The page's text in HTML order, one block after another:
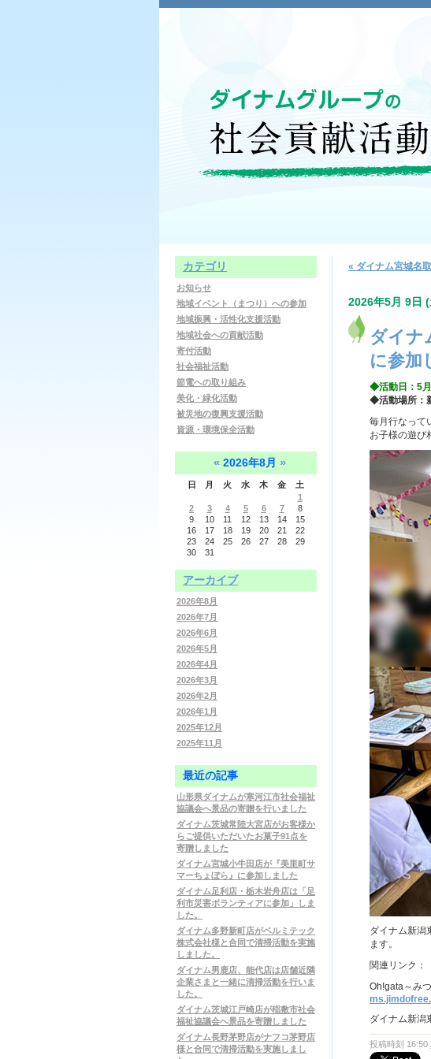
カテゴリ
お知らせ
地域イベント（まつり）への参加
地域振興・活性化支援活動
地域社会への貢献活動
寄付活動
社会福祉活動
節電への取り組み
美化・緑化活動
被災地の復興支援活動
資源・環境保全活動
« 2026年8月 »
日 月 火 水 木 金
土
1
2
3 4 5 6 7
8
9
10 11 12 13 14
15
16
17 18 19 20 21
22
23
24 25 26 27 28
29
30
31
アーカイブ
2026年8月
2026年7月
2026年6月
2026年5月
2026年4月
2026年3月
2026年2月
2026年1月
2025年12月
2025年11月
最近の記事
山形県ダイナムが寒河江市社会福祉
協議会へ景品の寄贈を行いました
ダイナム茨城常陸大宮店がお客様か
らご提供いただいたお菓子91点を
寄贈しました
ダイナム宮城小牛田店が『美里町サ
マーちょぼら』に参加しました
ダイナム足利店・栃木岩舟店は「足
利市災害ボランティアに参加」しま
した。
ダイナム多野新町店がベルミテック
株式会社様と合同で清掃活動を実施
しました。
ダイナム男鹿店、能代店は店舗近隣
企業さまと一緒に清掃活動を行いま
した。
ダイナム茨城江戸崎店が稲敷市社会
福祉協議会へ景品を寄贈しました
ダイナム長野茅野店がナフコ茅野店
様と合同で清掃活動を実施しまし
« ダイナム宮城名
2026年5月 9日 (
ダイナ
に参加
◆活動日：5月
◆活動場所：
毎月行なって
お子様の遊び
ダイナム新潟
ます。
関連リンク：
Oh!gata～み
ダイナム
投稿時刻 16:50